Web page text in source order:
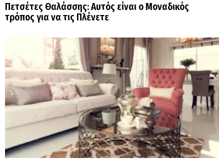
Πετσέτες Θαλάσσης: Αυτός είναι ο Μοναδικός
τρόπος για να τις Πλένετε